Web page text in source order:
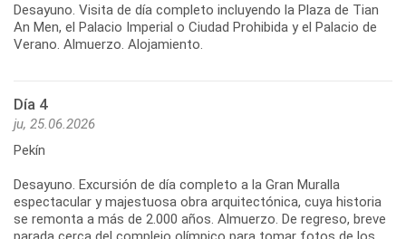
Desayuno. Visita de día completo incluyendo la Plaza de Tian
An Men, el Palacio Imperial o Ciudad Prohibida y el Palacio de
Día 4
ju, 25.06.2026
Pekín
Desayuno. Excursión de día completo a la Gran Muralla
espectacular y majestuosa obra arquitectónica, cuya historia
se remonta a más de 2.000 años. Almuerzo. De regreso, breve